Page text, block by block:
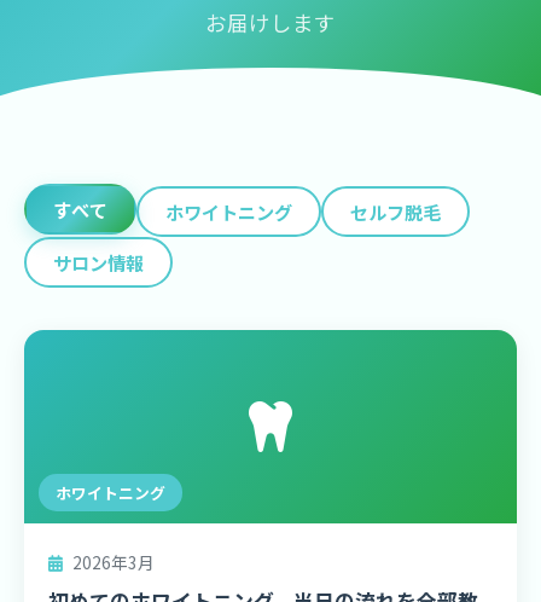
お届けします
すべて ホワイトニング
セルフ脱毛
サロン情報
ホワイトニング
2026年3月